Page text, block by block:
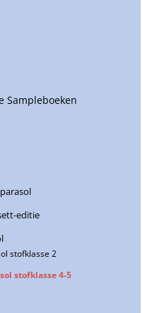
Sampleboeken
editie
stofklasse 2
stofklasse 4-5